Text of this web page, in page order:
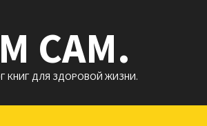
САМ.
КНИГ ДЛЯ ЗДОРОВОЙ ЖИЗНИ.